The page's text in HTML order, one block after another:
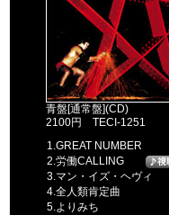
青盤[通常盤](CD)
2100円 TECI-1251
1.GREAT NUMBER
2.労働CALLING
3.マン・イズ・ヘヴィ
4.全人類肯定曲
5.よりみち